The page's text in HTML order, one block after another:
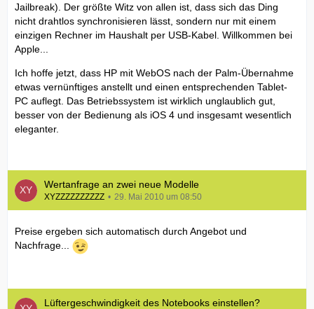
Jailbreak). Der größte Witz von allen ist, dass sich das Ding
nicht drahtlos synchronisieren lässt, sondern nur mit einem
einzigen Rechner im Haushalt per USB-Kabel. Willkommen bei
Apple...
Ich hoffe jetzt, dass HP mit WebOS nach der Palm-Übernahme
etwas vernünftiges anstellt und einen entsprechenden Tablet-
PC auflegt. Das Betriebssystem ist wirklich unglaublich gut,
besser von der Bedienung als iOS 4 und insgesamt wesentlich
eleganter.
Wertanfrage an zwei neue Modelle
XYZZZZZZZZZZ 29. Mai 2010 um 08:50
Preise ergeben sich automatisch durch Angebot und
Nachfrage...
Lüftergeschwindigkeit des Notebooks einstellen?